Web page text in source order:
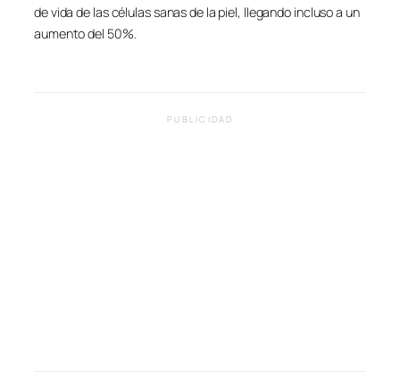
de vida de las células sanas de la piel, llegando incluso a un
aumento del 50%.
PUBLICIDAD